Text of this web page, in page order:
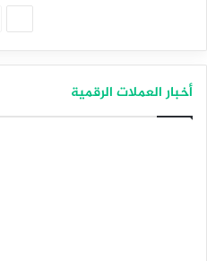
أخبار العملات الرقمية